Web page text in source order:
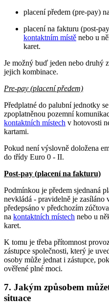
placení předem (pre-pay) na
placení na fakturu (post-
kontaktním místě nebo u
karet.
Je možný buď jeden nebo druhý
jejich kombinace.
Pre-pay (placení předem)
Předplatné do palubní jednotky
zpoplatněnou pozemní
kontaktních místech v hotovosti
kartami.
Pokud není výslovně doložena
do třídy Euro 0 - II.
Post-pay (placení na fakturu)
Podmínkou je předem sjednaná
nevkládá - pravidelně je
předepsáno v předchozím
na kontaktních místech nebo u
karet.
K tomu je třeba přítomnost
zástupce společnosti, který je
osoby může jednat i zástupce,
ověřené plné moci.
7. Jakým způsobem
situace